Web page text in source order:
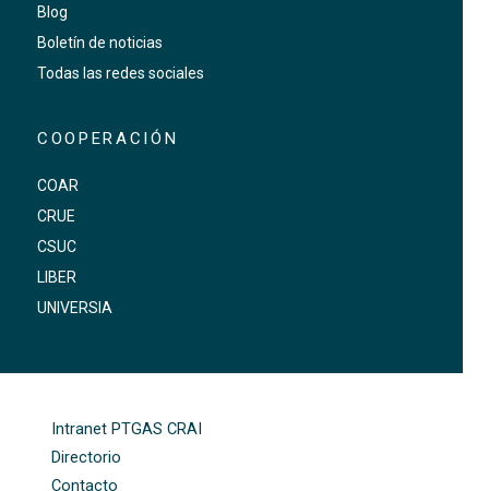
Blog
Boletín de noticias
Todas las redes sociales
COOPERACIÓN
COAR
CRUE
CSUC
LIBER
UNIVERSIA
Intranet PTGAS CRAI
Directorio
Contacto